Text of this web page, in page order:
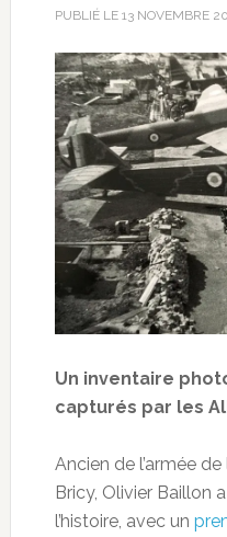
PUBLIÉ LE 13 NOVEMBRE
Un inventaire
capturés par les
Ancien de l’armée de
Bricy, Olivier Baillon
l’histoire, avec un